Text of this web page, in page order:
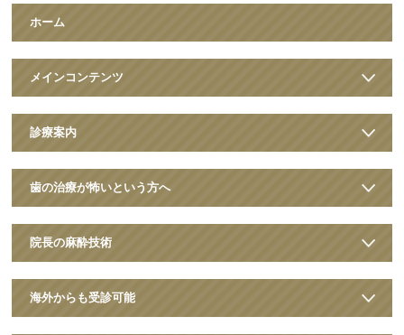
ホーム
メインコンテンツ
診療案内
歯の治療が怖いという方へ
院長の麻酔技術
海外からも受診可能